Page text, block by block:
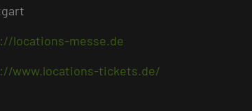
locations-messe.de
www.locations-tickets.de/